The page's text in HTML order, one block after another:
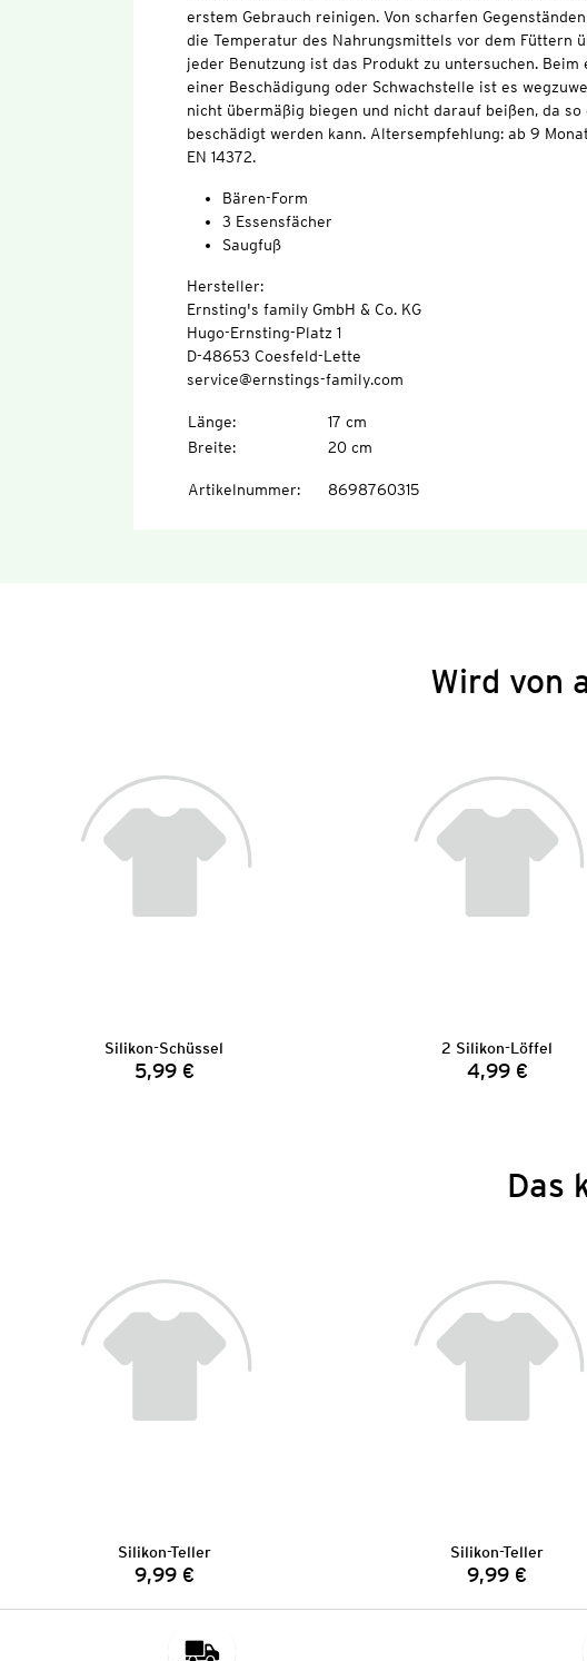
erstem Gebrauch reinigen. Von scharfen
die Temperatur des Nahrungsmittels vor dem Füttern
jeder Benutzung ist das Produkt zu untersuchen. Beim
einer Beschädigung oder Schwachstelle ist es
nicht übermäßig biegen und nicht darauf beißen, da so
beschädigt werden kann. Altersempfehlung: ab 9
EN 14372.
Bären-Form
3 Essensfächer
Saugfuß
Hersteller:
Ernsting's family GmbH & Co. KG
Hugo-Ernsting-Platz 1
D-48653 Coesfeld-Lette
service@ernstings-family.com
Länge:
17 cm
Breite: 20 cm
Artikelnummer: 8698760315
Wird von
Silikon-Schüssel
Preis:
5,99 €
2 Silikon-Löffel
Preis:
4,99 €
Das
Silikon-Teller
Preis:
9,99 €
Silikon-Teller
Preis:
9,99 €